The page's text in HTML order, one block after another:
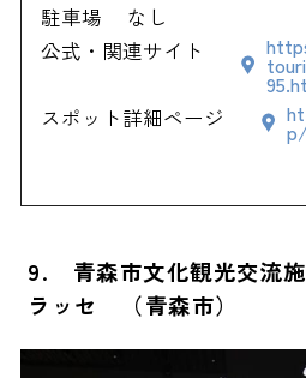
駐車場
なし
公式・関連サイト
スポット詳細ページ
9. 青森市文化観光交流施
ラッセ （青森市）